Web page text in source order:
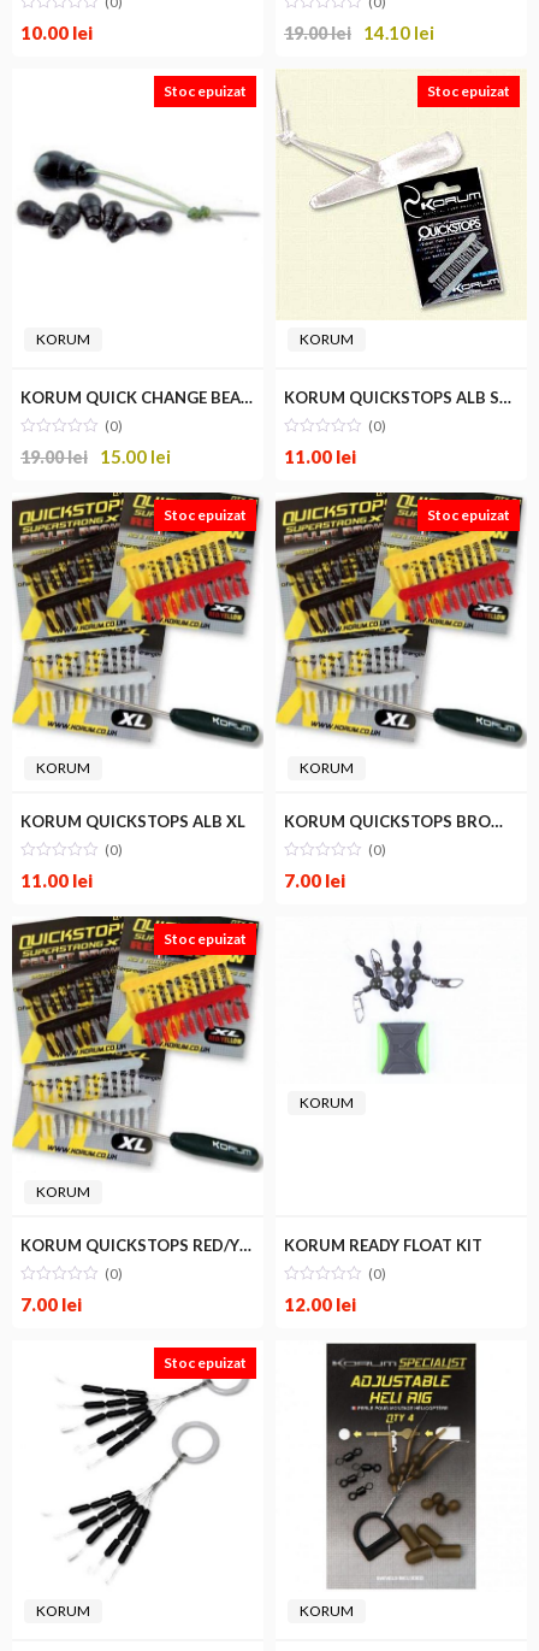
10.00 lei 19.00lei 14.10 lei
Stoc epuizat
KORUM
KORUM QUICK CHANGE BEADS STANDARD
(0)
19.00lei 15.00 lei
Stoc epuizat
KORUM
KORUM QUICKSTOPS ALB STANDARD
(0)
11.00 lei
Stoc epuizat
KORUM
KORUM QUICKSTOPS ALB XL
(0)
11.00 lei
Stoc epuizat
KORUM
KORUM QUICKSTOPS BROWN XL
(0)
7.00 lei
Stoc epuizat
KORUM
KORUM QUICKSTOPS RED/YELLOW XL
(0)
7.00 lei
KORUM
KORUM READY FLOAT KIT
(0)
12.00 lei
Stoc epuizat
KORUM KORUM